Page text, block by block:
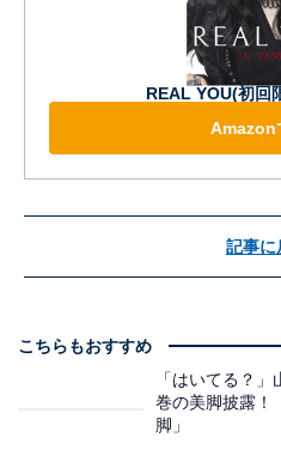
REAL YOU(初回
Amazon
記事に
こちらもおすすめ
「はいてる？
巻の美脚披露！
脚」